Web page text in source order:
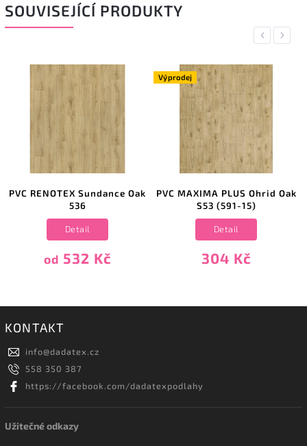
SOUVISEJÍCÍ PRODUKTY
Previous
PVC RENOTEX Sundance Oak
536
od 532 Kč
Detail
Výprodej
PVC MAXIMA PLUS Ohrid Oak
S53 (591-15)
304 Kč
Detail
Next
KONTAKT
info@dadatex.cz
558 350 387
https://facebook.com/dadatexpodlahy
Užitečné odkazy